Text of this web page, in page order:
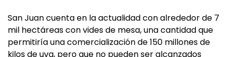
San Juan cuenta en la actualidad con alrededor de 7
mil hectáreas con vides de mesa, una cantidad que
permitiría una comercialización de 150 millones de
kilos de uva, pero que no pueden ser alcanzados